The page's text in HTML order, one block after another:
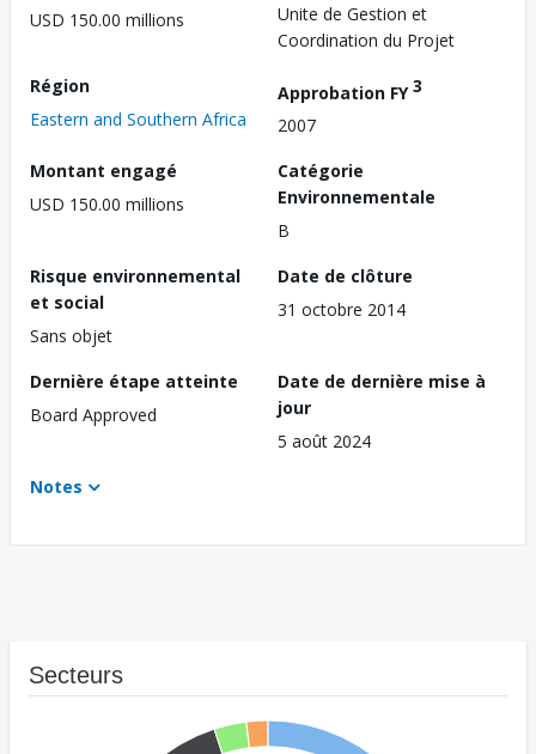
USD 150.00 millions
Unite de Gestion et
Coordination du Projet
Région
Eastern and Southern Africa
Approbation FY3
2007
Montant engagé
USD 150.00 millions
Catégorie
Environnementale
B
Risque environnemental
et social
Sans objet
Date de clôture
31 octobre 2014
Dernière étape atteinte
Board Approved
Date de dernière mise à
jour
5 août 2024
Notes
Secteurs